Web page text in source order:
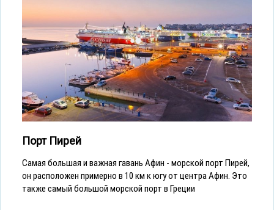
Порт Пирей
Самая большая и важная гавань Афин - морской порт Пирей,
он расположен примерно в 10 км к югу от центра Афин. Это
также самый большой морской порт в Греции